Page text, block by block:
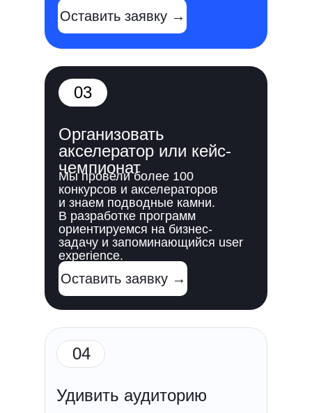
Удивить аудиторию
04
Организовать
акселератор или кейс-
чемпионат
03
Мы провели более 100
конкурсов и акселераторов
и знаем подводные камни.
В разработке программ
ориентируемся на бизнес-
задачу и запоминающийся user
experience.
Оставить заявку →
Оставить заявку →